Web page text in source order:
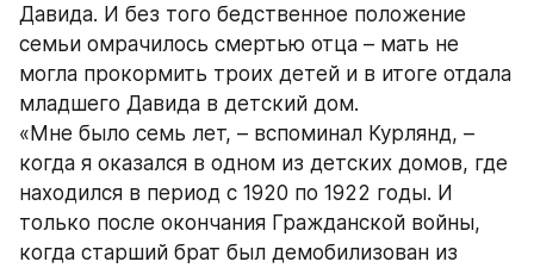
Давида. И без того бедственное положение
семьи омрачилось смертью отца – мать не
могла прокормить троих детей и в итоге отдала
младшего Давида в детский дом.
«Мне было семь лет, – вспоминал Курлянд, –
когда я оказался в одном из детских домов, где
находился в период с 1920 по 1922 годы. И
только после окончания Гражданской войны,
когда старший брат был демобилизован из